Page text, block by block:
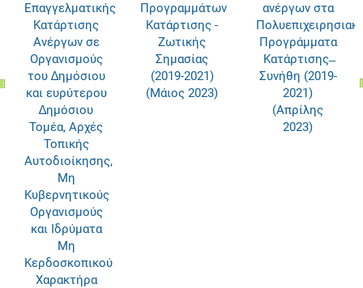
Επαγγελµατικής
Κατάρτισης
Aνέργων σε
Οργανισµούς
του ∆ηµόσιου
και ευρύτερου
∆ηµόσιου
Τοµέα, Αρχές
Τοπικής
Aυτοδιοίκησης,
Μη
Κυβερνητικούς
Οργανισµούς
και Ιδρύµατα
Μη
Κερδοσκοπικού
Χαρακτήρα
Προγραμμάτων
Κατάρτισης -
Ζωτικής
Σημασίας
(2019-2021)
(Μάιος 2023)
ανέργων στα
Προγράμματα
Κατάρτισης ̶
Συνήθη (2019-
2021)
(Απρίλης
2023)